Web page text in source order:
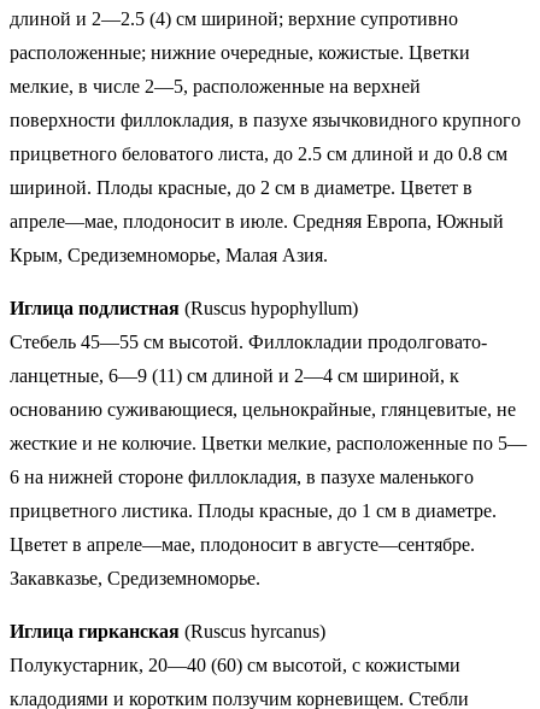
длиной и 2—2.5 (4) см шириной; верхние супротивно
расположенные; нижние очередные, кожистые. Цветки
мелкие, в числе 2—5, расположенные на верхней
поверхности филлокладия, в пазухе язычковидного крупного
прицветного беловатого листа, до 2.5 см длиной и до 0.8 см
шириной. Плоды красные, до 2 см в диаметре. Цветет в
апреле—мае, плодоносит в июле. Средняя Европа, Южный
Крым, Средиземноморье, Малая Азия.
Иглица подлистная (Ruscus hypophyllum)
Стебель 45—55 см высотой. Филлокладии продолговато-
ланцетные, 6—9 (11) см длиной и 2—4 см шириной, к
основанию суживающиеся, цельнокрайные, глянцевитые, не
жесткие и не колючие. Цветки мелкие, расположенные по 5—
6 на нижней стороне филлокладия, в пазухе маленького
прицветного листика. Плоды красные, до 1 см в диаметре.
Цветет в апреле—мае, плодоносит в августе—сентябре.
Закавказье, Средиземноморье.
Иглица гирканская (Ruscus hyrcanus)
Полукустарник, 20—40 (60) см высотой, с кожистыми
кладодиями и коротким ползучим корневищем. Стебли